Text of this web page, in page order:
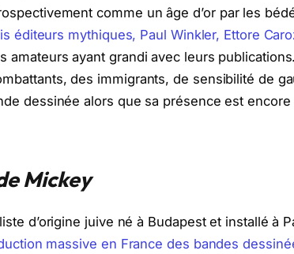
comme un âge d’or par les
éditeurs mythiques, Paul Winkler, Ettore
amateurs ayant grandi avec leurs
des immigrants, de sensibilité de
dessinée alors que sa présence est encore
Mickey
d’origine juive né à Budapest et installé à
massive en France des bandes